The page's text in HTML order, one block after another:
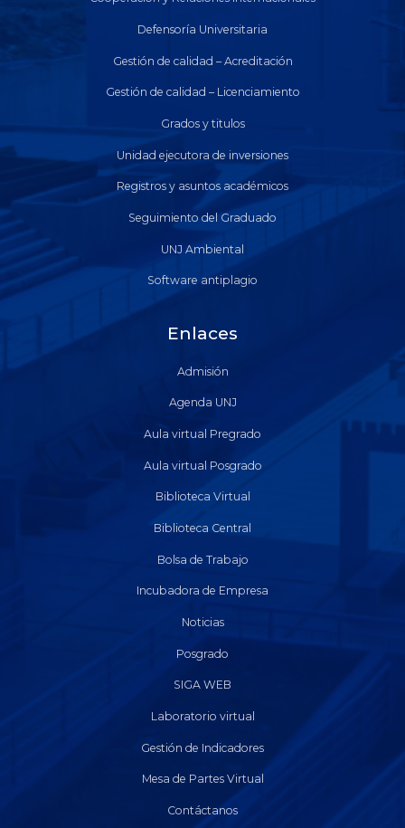
Defensoría Universitaria
Gestión de calidad – Acreditación
Gestión de calidad – Licenciamiento
Grados y titulos
Unidad ejecutora de inversiones
Registros y asuntos académicos
Seguimiento del Graduado
UNJ Ambiental
Software antiplagio
Enlaces
Admisión
Agenda UNJ
Aula virtual Pregrado
Aula virtual Posgrado
Biblioteca Virtual
Biblioteca Central
Bolsa de Trabajo
Incubadora de Empresa
Noticias
Posgrado
SIGA WEB
Laboratorio virtual
Gestión de Indicadores
Mesa de Partes Virtual
Contáctanos